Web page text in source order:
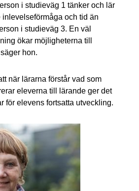
i studieväg 1 tänker och lär
och tid än
i studieväg 3. En väl
ökar möjligheterna till
hon.
när lärarna förstår vad som
eleverna till lärande ger det
för elevens fortsatta utveckling.